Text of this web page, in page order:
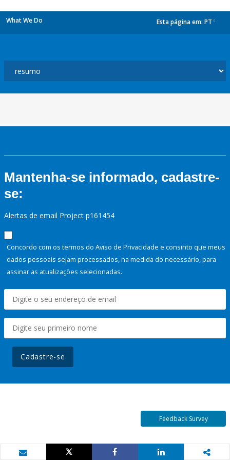
What We Do Esta página em: PT
Mantenha-se informado, cadastre-
se:
Alertas de email Project p161454
Concordo com os termos do Aviso de Privacidade e consinto que meus
dados pessoais sejam processados, na medida do necessário, para
assinar as atualizações selecionadas.
Cadastre-se
Feedback Survey